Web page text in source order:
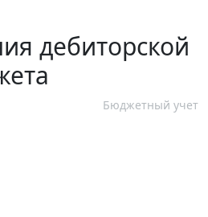
дебиторской
Бюджетный учет